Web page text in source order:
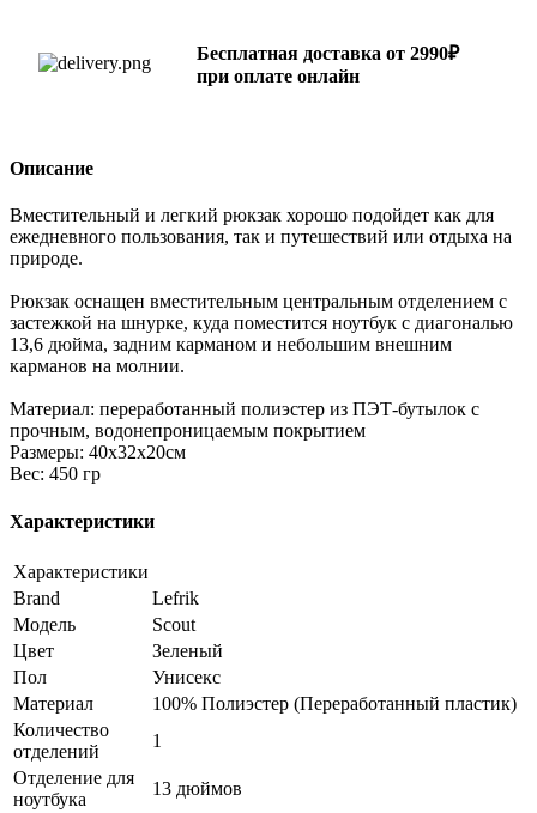
Бесплатная доставка от 2990₽
при оплате онлайн
Описание
Вместительный и легкий рюкзак хорошо подойдет как для
ежедневного пользования, так и путешествий или отдыха на
природе.
Рюкзак оснащен вместительным центральным отделением с
застежкой на шнурке, куда поместится ноутбук с диагональю
13,6 дюйма, задним карманом и небольшим внешним
карманов на молнии.
Материал: переработанный полиэстер из ПЭТ-бутылок с
прочным, водонепроницаемым покрытием
Размеры: 40x32x20см
Вес: 450 гр
Характеристики
Характеристики
Brand
Lefrik
Модель
Scout
Цвет
Зеленый
Пол
Унисекс
Материал
100% Полиэстер (Переработанный пластик)
Количество
отделений
1
Отделение для
ноутбука
13 дюймов